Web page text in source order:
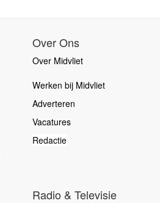
Over Ons
Over Midvliet
Werken bij Midvliet
Adverteren
Vacatures
Redactie
Radio & Televisie